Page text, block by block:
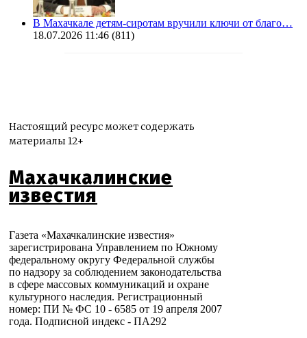
В Махачкале детям-сиротам вручили ключи от благо…
18.07.2026 11:46 (811)
Настоящий ресурс может содержать
материалы 12+
Махачкалинские
известия
Газета «Махачкалинские известия»
зарегистрирована Управлением по Южному
федеральному округу Федеральной службы
по надзору за соблюдением законодательства
в сфере массовых коммуникаций и охране
культурного наследия. Регистрационный
номер: ПИ № ФС 10 - 6585 от 19 апреля 2007
года. Подписной индекс - ПА292